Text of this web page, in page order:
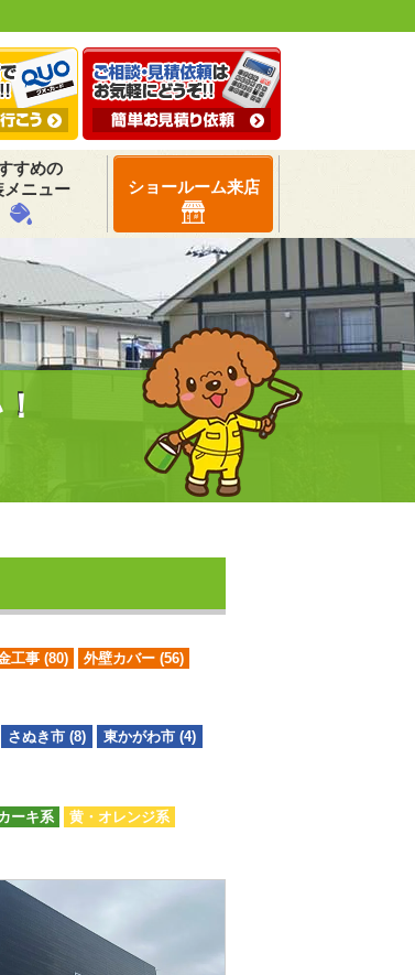
すめの
メニュー
ショールーム来店
工事 (80) 外壁カバー (56)
さぬき市 (8)
東かがわ市 (4)
ーキ系
黄・オレンジ系